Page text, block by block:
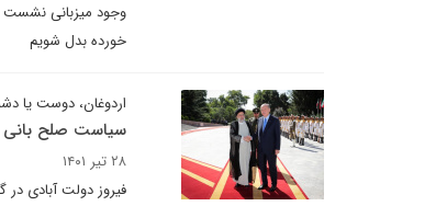
وجود میزبانی نشست
خورده بدل شویم
اردوغان، دوست یا
سیاست صلح بانی
۲۸ تیر ۱۴۰۱
فیروز دولت آبادی